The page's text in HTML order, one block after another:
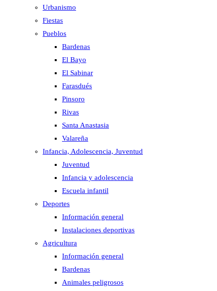
Urbanismo
Fiestas
Pueblos
Bardenas
El Bayo
El Sabinar
Farasdués
Pinsoro
Rivas
Santa Anastasia
Valareña
Infancia, Adolescencia, Juventud
Juventud
Infancia y adolescencia
Escuela infantil
Deportes
Información general
Instalaciones deportivas
Agricultura
Información general
Bardenas
Animales peligrosos